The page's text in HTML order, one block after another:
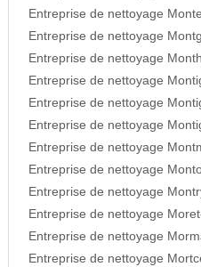
Entreprise de nettoyage
Entreprise de nettoyage
Entreprise de nettoyage
Entreprise de nettoyage
Entreprise de nettoyage
Entreprise de nettoyage
Entreprise de nettoyage
Entreprise de nettoyage
Entreprise de nettoyage
Entreprise de nettoyage
Entreprise de nettoyage
Entreprise de nettoyage